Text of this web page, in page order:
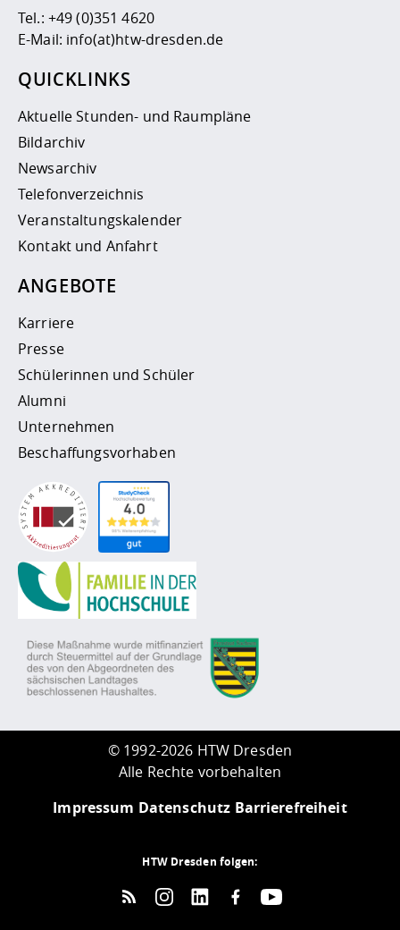
Tel.: +49 (0)351 4620
E-Mail: info(at)htw-dresden.de
QUICKLINKS
Aktuelle Stunden- und Raumpläne
Bildarchiv
Newsarchiv
Telefonverzeichnis
Veranstaltungskalender
Kontakt und Anfahrt
ANGEBOTE
Karriere
Presse
Schülerinnen und Schüler
Alumni
Unternehmen
Beschaffungsvorhaben
© 1992-2026 HTW Dresden
Alle Rechte vorbehalten
Impressum Datenschutz Barrierefreiheit
HTW Dresden folgen: